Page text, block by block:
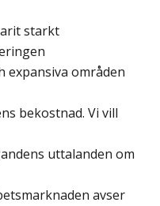
starkt
expansiva områden
bekostnad. Vi vill
uttalanden om
avser